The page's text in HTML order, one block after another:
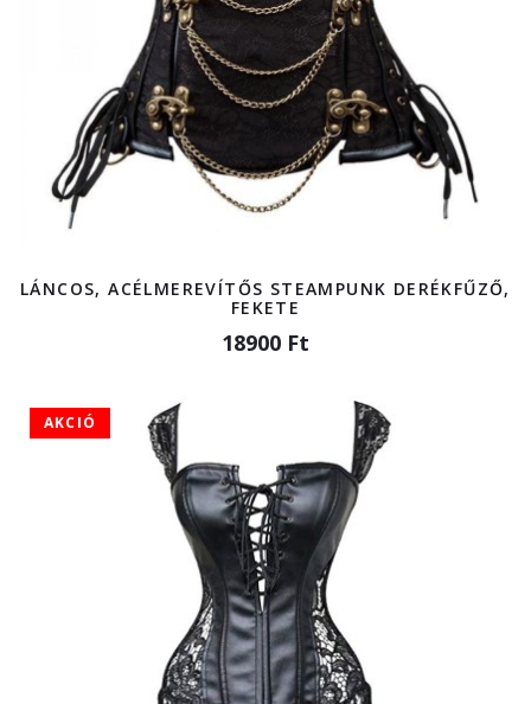
LÁNCOS, ACÉLMEREVÍTŐS STEAMPUNK DERÉKFŰZŐ,
FEKETE
18900 Ft
AKCIÓ